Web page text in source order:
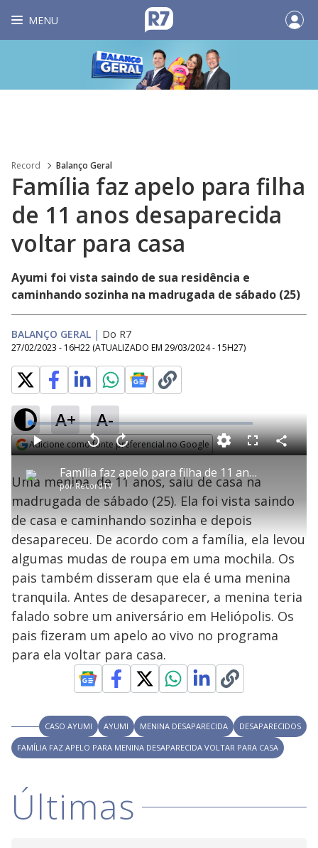
MENU
Record Balanço Geral
Família faz apelo para filha
de 11 anos desaparecida
voltar para casa
Ayumi foi vista saindo de sua residência e
caminhando sozinha na madrugada de sábado (25)
BALANÇO GERAL | Do R7
27/02/2023 - 16H22 (ATUALIZADO EM 29/03/2024 - 15H27)
A+ A-
Adicione como fonte preferencial no Google
P
l
a
y
V
i
d
e
o
Família faz apelo para filha de 11 anos desaparecida voltar para casa
por RecordTV
P V
t
r
0
e
g
n
d
s
A
n
a
r
1
s
e
u
n
d
o
s
M
u
d
o
L
o
a
d
e
:
1
.
5
2
%
F
l
s
c
e
C
o
i
l
Uma menina, de 11 anos, saiu de casa na
madrugada de sábado (25). Ela foi vista saindo
de casa e caminhando sozinha e depois
desapareceu. De acordo com a família, ela levou
algumas mudas de roupa em uma mochila. Os
pais também disseram que ela é uma menina
tranquila. Antes de desaparecer, a menina teria
falado sobre um aniversário em Heliópolis. Os
pais fizeram um apelo ao vivo no programa
para ela voltar para casa.
CASO AYUMI AYUMI MENINA DESAPARECIDA
DESAPARECIDOS
FAMÍLIA FAZ APELO PARA MENINA DESAPARECIDA VOLTAR PARA CASA
Últimas